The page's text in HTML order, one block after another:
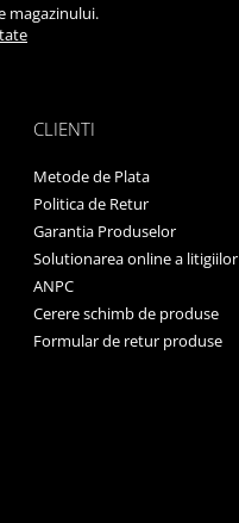
magazinului.
CLIENTI
Metode de Plata
Politica de Retur
Garantia Produselor
Solutionarea online a litigiilor
ANPC
Cerere schimb de produse
Formular de retur produse